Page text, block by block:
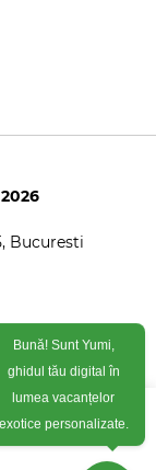
Bucuresti
Bună! Sunt Yumi,
ghidul tău digital în
lumea vacanțelor
exotice personalizate.